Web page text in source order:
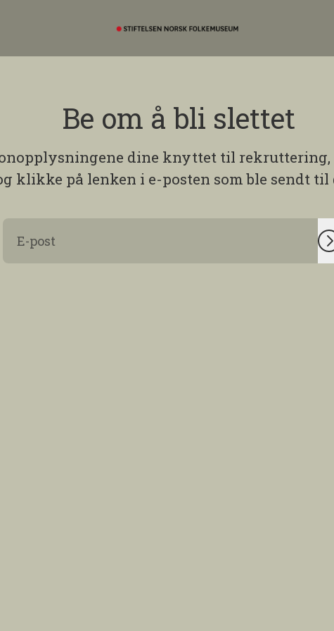
Be om å bli slettet
dine knyttet til
klikke på lenken i e-posten som ble sendt til